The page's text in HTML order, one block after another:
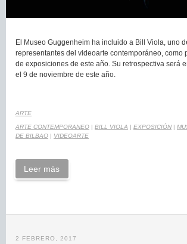
El Museo Guggenheim ha incluido a Bill Viola, uno
representantes del videoarte contemporáneo, como
de exposiciones de este año. Su retrospectiva será
el 9 de noviembre de este año.
ARTE
ARTE CONTEMPORANEO | BILL VIOLA | EXPOSICIÓN |
DE BILBAO | VIDEOARTE
Leer más
2 FEBRERO, 2017